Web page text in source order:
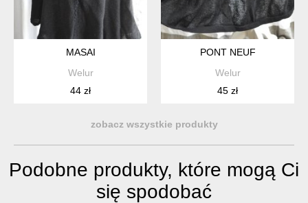
MASAI
Welur
44 zł
PONT NEUF
Welur
45 zł
zobacz wszystkie produkty
Podobne produkty, które mogą Ci
się spodobać